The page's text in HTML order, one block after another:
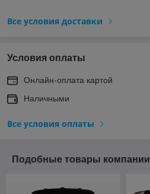
Все условия доставки
Условия оплаты
Онлайн-оплата картой
Наличными
Все условия оплаты
Подобные товары компании